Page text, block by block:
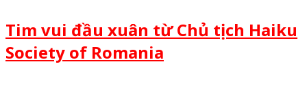
Tim vui đầu xuân từ Chủ tịch Haiku
Society of Romania